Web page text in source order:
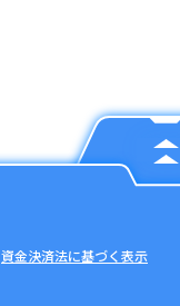
資金決済法に基づく表示